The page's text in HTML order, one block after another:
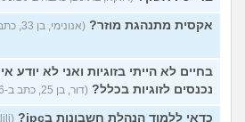
אקסית מתנהגת מוזר? (אנונימי, בן 33, כתב ב-03/08/26 15:14)
בחיים לא הייתי בזוגיות ואני לא יודע
נכנסים לזוגיות בכלל? (דור, בן 25, כתב ב-29/07/26 18:43)
כדאי ללמוד הנהלת חשבונות בipc?